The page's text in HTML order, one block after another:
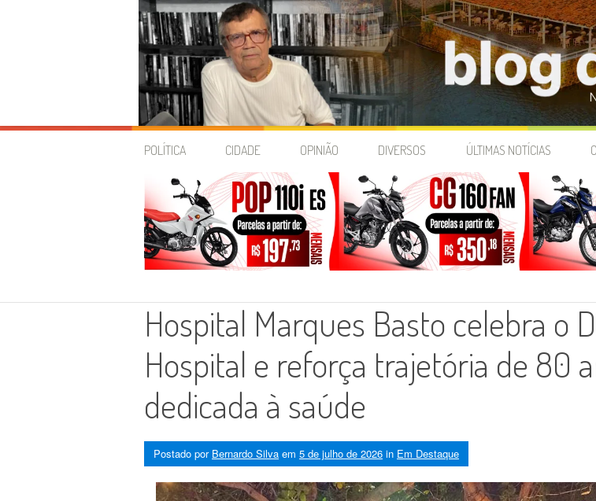
Skip
POLÍTICA CIDADE OPINIÃO DIVERSOS ÚLTIMAS NOTÍCIAS
Hospital Marques Basto celebra o
Hospital e reforça trajetória de 80
dedicada à saúde
Postado por Bernardo Silva em 5 de julho de 2026 in Em Destaque